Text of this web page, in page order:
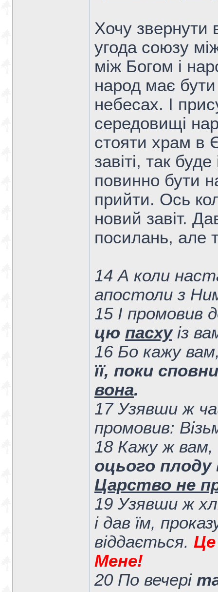
Хочу звернути
угода союзу
між Богом і
народ має бути
небесах. І
середовищі
стояти храм в
завіті, так
повинно бути
прийти. Ось
новий завіт.
посилань, але
14 А коли
апостоли з
15 І промовив
цю пасхуіз
16 Бо кажу
її, поки
вона.
17 Узявши ж
промовив:
18 Кажу ж
оцього
Царство не
19 Узявши ж
і дав їм,
віддається. Це
Мене!
20 По вечері